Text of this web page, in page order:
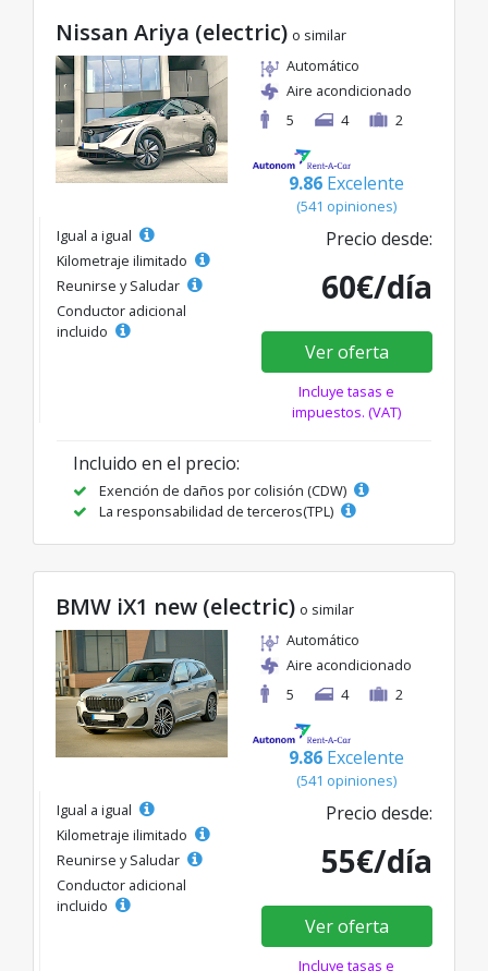
Nissan Ariya (electric) o similar
Automático
Aire acondicionado
5
4 2
9.86 Excelente
(541 opiniones)
Igual a igual
Kilometraje ilimitado
Reunirse y Saludar
Conductor adicional
incluido
Precio desde:
60€/día
Ver oferta
Incluye tasas e
impuestos. (VAT)
Incluido en el precio:
Exención de daños por colisión (CDW)
La responsabilidad de terceros(TPL)
BMW iX1 new (electric) o similar
Automático
Aire acondicionado
5
4 2
9.86 Excelente
(541 opiniones)
Igual a igual
Kilometraje ilimitado
Reunirse y Saludar
Conductor adicional
incluido
Precio desde:
55€/día
Ver oferta
Incluye tasas e